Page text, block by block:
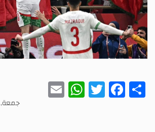
Share
Facebook
Twitter
WhatsAppجمعة, 2026/01/09 - 21:13